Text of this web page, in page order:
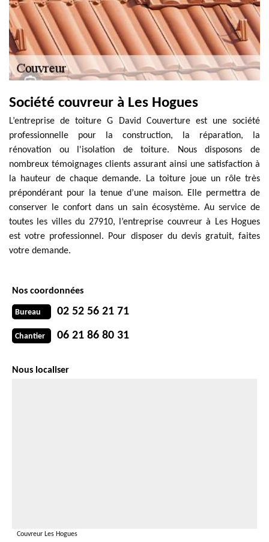
Société couvreur à Les Hogues
L’entreprise de toiture G David Couverture est une société
professionnelle pour la construction, la réparation, la
rénovation ou l'isolation de toiture. Nous disposons de
nombreux témoignages clients assurant ainsi une satisfaction à
la hauteur de chaque demande. La toiture joue un rôle très
prépondérant pour la tenue d’une maison. Elle permettra de
conserver le confort dans un sain écosystème. Au service de
toutes les villes du 27910, l’entreprise couvreur à Les Hogues
est votre professionnel. Pour disposer du devis gratuit, faites
votre demande.
Nos coordonnées
Bureau 02 52 56 21 71
Chantier 06 21 86 80 31
Nous localiser
Couvreur Les Hogues